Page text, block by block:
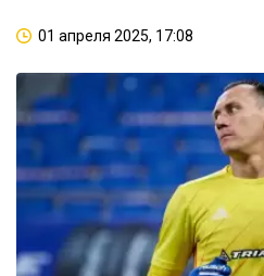
01 апреля 2025, 17:08